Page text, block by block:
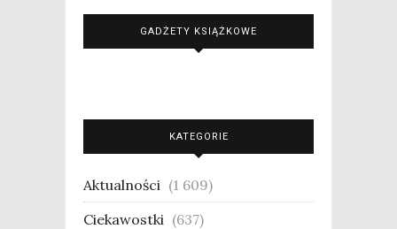
GADŻETY KSIĄŻKOWE
KATEGORIE
Aktualności (1 609)
Ciekawostki (637)